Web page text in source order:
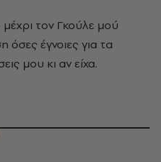
τον Γκούλε μού
όσες έγνοιες για τα
μου κι αν είχα.